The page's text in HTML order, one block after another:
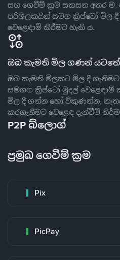
සහ ගෙවීම් ක්‍රම සකසන අතර
පරිශීලකයින් සමග ක්‍රිප්ටෝ මිල
වෙළෙඳාම් කිරීමට හැකි ය.
ඔබ කැමති මිල ගණන් යටතේ
ඔබ කැමති මිලකට මිල දී
සමගග ක්‍රිප්ටෝ මුදල්
මිල දී ගන්න හෝ විකුණන්න,
කරගැනීමට වෙළෙඳ දැන්වීම්
P2P බ්ලොග්
ප්‍රමුඛ ගෙවීම් ක්‍රම
Pix
PicPay